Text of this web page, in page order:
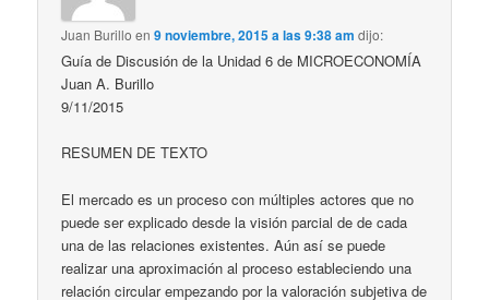
Juan Burillo en9 noviembre, 2015 a las 9:38 am dijo:
Guía de Discusión de la Unidad 6 de MICROECONOMÍA
Juan A. Burillo
9/11/2015
RESUMEN DE TEXTO
El mercado es un proceso con múltiples actores que no
puede ser explicado desde la visión parcial de de cada
una de las relaciones existentes. Aún así se puede
realizar una aproximación al proceso estableciendo una
relación circular empezando por la valoración subjetiva de